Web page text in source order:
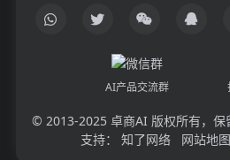
AI产品交流群
© 2013-2025 卓商AI 版权所有，保
支持：
知了网络 网站地图